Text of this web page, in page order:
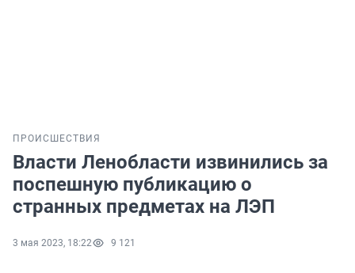
ПРОИСШЕСТВИЯ
Власти Ленобласти извинились за
поспешную публикацию о
странных предметах на ЛЭП
3 мая 2023, 18:22 9 121